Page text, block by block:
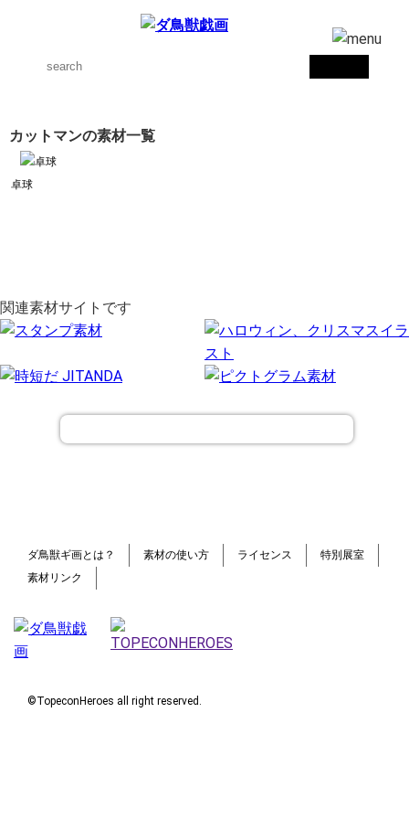
カットマンの素材一覧
卓球
関連素材サイトです
ダ鳥獣ギ画とは？ 素材の使い方 ライセンス
特別展室
素材リンク
©TopeconHeroes all right reserved.